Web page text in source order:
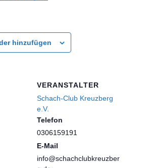
hinzufügen
VERANSTALTER
Schach-Club Kreuzberg
e.V.
Telefon
0306159191
E-Mail
info@schachclubkreuzber